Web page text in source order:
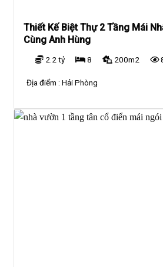
Thiết Kế Biệt Thự 2 Tầng Mái
Cùng Anh Hùng
2.2 tỷ 8 200m2
Địa điểm :Hải Phòng